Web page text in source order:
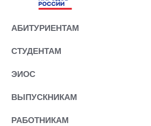
АБИТУРИЕНТАМ
СТУДЕНТАМ
ЭИОС
ВЫПУСКНИКАМ
РАБОТНИКАМ